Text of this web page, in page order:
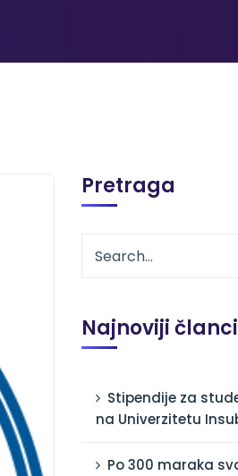
Pretraga
Najnoviji članci
Stipendije za
na Univerzitetu
Po 300 maraka